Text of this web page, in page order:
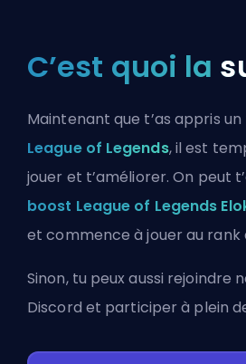
C’est quoi la
Maintenant que t’as appris
League of Legends, il est
jouer et t’améliorer. On peut
boost League of Legends
et commence à jouer au rank
Sinon, tu peux aussi rejoindre
Discord et participer à plein